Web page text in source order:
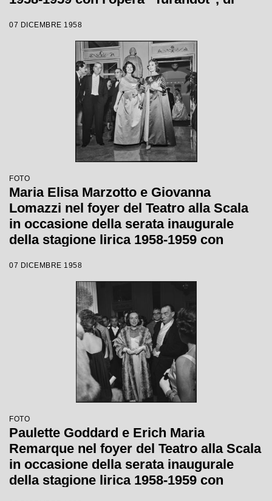
Votto con la regia di Margherita
07 DICEMBRE 1958
FOTO
Maria Elisa Marzotto e Giovanna
Lomazzi nel foyer del Teatro alla Scala
in occasione della serata inaugurale
della stagione lirica 1958-1959 con
diretta da Antonino Votto con la regia di
Margherita Wallmann
07 DICEMBRE 1958
FOTO
Paulette Goddard e Erich Maria
Remarque nel foyer del Teatro alla Scala
in occasione della serata inaugurale
della stagione lirica 1958-1959 con